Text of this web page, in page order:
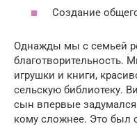
Создание
Однажды мы с семьей
благотворительность.
игрушки и книги,
сельскую библиотеку.
сын впервые задумался
кому сложнее. Это был